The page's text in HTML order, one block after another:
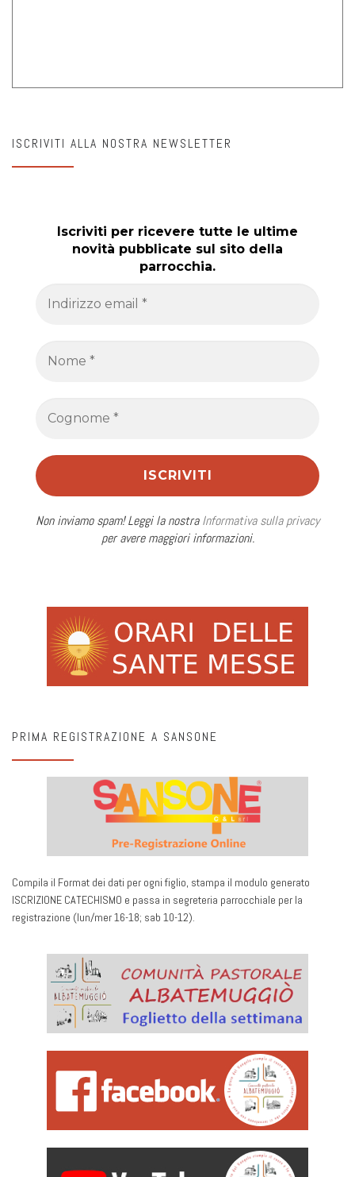
ISCRIVITI ALLA NOSTRA NEWSLETTER
Iscriviti per ricevere tutte le ultime
novità pubblicate sul sito della
parrocchia.
Non inviamo spam! Leggi la nostraInformativa sulla privacy
per avere maggiori informazioni.
PRIMA REGISTRAZIONE A SANSONE
Compila il Format dei dati per ogni figlio, stampa il modulo generato
ISCRIZIONE CATECHISMO e passa in segreteria parrocchiale per la
registrazione (lun/mer 16-18; sab 10-12).